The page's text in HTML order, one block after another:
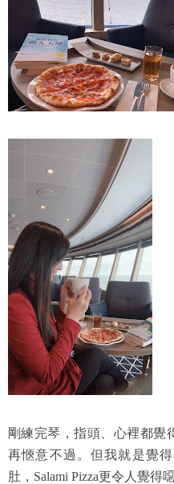
剛練完琴，指頭、心裡都覺
再愜意不過。但我就是覺
肚，Salami Pizza更令人覺得噁